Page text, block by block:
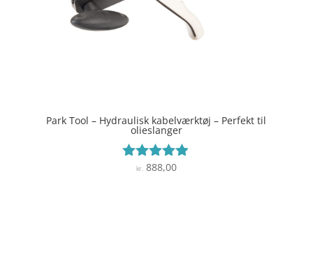
Park Tool – Hydraulisk kabelværktøj – Perfekt til
olieslanger
Vurderet
kr.888,00